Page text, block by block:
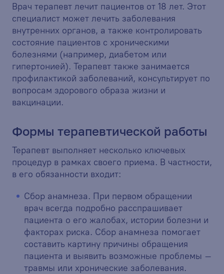
Врач терапевт лечит пациентов от 18 лет. Этот
специалист может лечить заболевания
внутренних органов, а также контролировать
состояние пациентов с хроническими
болезнями (например, диабетом или
гипертонией). Терапевт также занимается
профилактикой заболеваний, консультирует по
вопросам здорового образа жизни и
вакцинации.
Формы терапевтической работы
Терапевт выполняет несколько ключевых
процедур в рамках своего приема. В частности,
в его обязанности входит:
Сбор анамнеза. При первом обращении
врач всегда подробно расспрашивает
пациента о его жалобах, истории болезни и
факторах риска. Сбор анамнеза помогает
составить картину причины обращения
пациента и выявить возможные проблемы –
травмы или хронические заболевания.